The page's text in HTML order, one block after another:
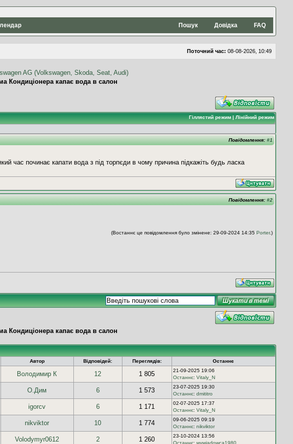
Пошук Довідка FAQ
Поточний час: 08-08-2026, 10:49
Кондиціонера капає вода в салон
Гіллястий режим|Лінійний режим
Повідомлення: #1
час починає капати вода з під торпєди в чому причина підкажіть будь ласка
Повідомлення: #2
(Востаннє це повідомлення було змінене: 29-09-2024 14:35 Porter.)
Кондиціонера капає вода в салон
Автор Відповідей: Переглядів: Останнє
Володимир К 12 1 805
21-09-2025 19:06
Останнє: Vitaly_N
О.Дим 6 1 573
23-07-2025 19:30
Останнє: dmititro
igorcv 6 1 171
02-07-2025 17:37
Останнє: Vitaly_N
nikviktor 10 1 774
09-06-2025 09:19
Останнє: nikviktor
Volodymyr0612 2 1 260
23-10-2024 13:56